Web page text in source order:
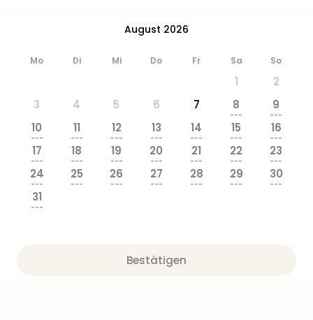
August 2026
Mo Di Mi Do Fr Sa So
1
2
3
4 5 6 7 8
---
9
---
10
---
11
---
12
---
13
---
14
---
15
---
16
---
17
---
18
---
19
---
20
---
21
---
22
---
23
---
24
---
25
---
26
---
27
---
28
---
29
---
30
---
31
---
Bestätigen